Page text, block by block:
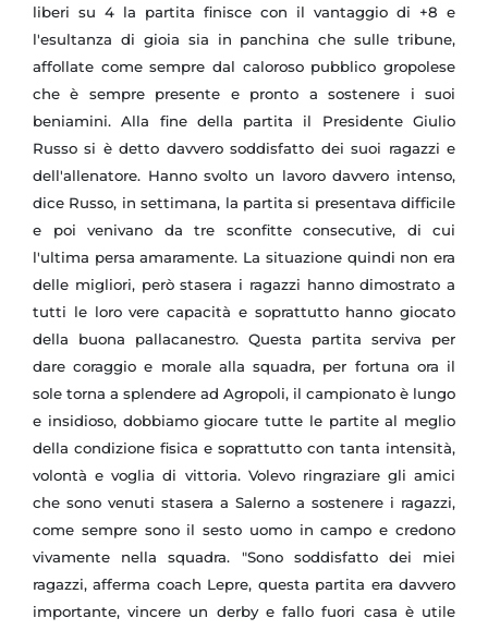
liberi su 4 la partita finisce con il vantaggio di +8 e
l'esultanza di gioia sia in panchina che sulle tribune,
affollate come sempre dal caloroso pubblico gropolese
che è sempre presente e pronto a sostenere i suoi
beniamini. Alla fine della partita il Presidente Giulio
Russo si è detto davvero soddisfatto dei suoi ragazzi e
dell'allenatore. Hanno svolto un lavoro davvero intenso,
dice Russo, in settimana, la partita si presentava difficile
e poi venivano da tre sconfitte consecutive, di cui
l'ultima persa amaramente. La situazione quindi non era
delle migliori, però stasera i ragazzi hanno dimostrato a
tutti le loro vere capacità e soprattutto hanno giocato
della buona pallacanestro. Questa partita serviva per
dare coraggio e morale alla squadra, per fortuna ora il
sole torna a splendere ad Agropoli, il campionato è lungo
e insidioso, dobbiamo giocare tutte le partite al meglio
della condizione fisica e soprattutto con tanta intensità,
volontà e voglia di vittoria. Volevo ringraziare gli amici
che sono venuti stasera a Salerno a sostenere i ragazzi,
come sempre sono il sesto uomo in campo e credono
vivamente nella squadra. "Sono soddisfatto dei miei
ragazzi, afferma coach Lepre, questa partita era davvero
importante, vincere un derby e fallo fuori casa è utile